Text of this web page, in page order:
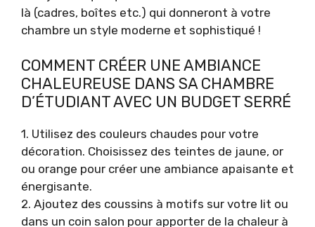
là (cadres, boîtes etc.) qui donneront à votre
chambre un style moderne et sophistiqué !
COMMENT CRÉER UNE AMBIANCE
CHALEUREUSE DANS SA CHAMBRE
D’ÉTUDIANT AVEC UN BUDGET SERRÉ
1. Utilisez des couleurs chaudes pour votre
décoration. Choisissez des teintes de jaune, or
ou orange pour créer une ambiance apaisante et
énergisante.
2. Ajoutez des coussins à motifs sur votre lit ou
dans un coin salon pour apporter de la chaleur à